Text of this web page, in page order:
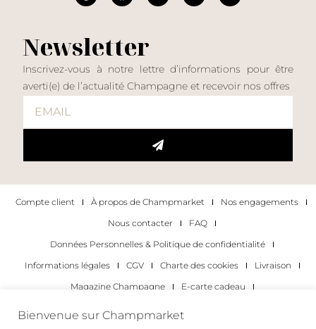
Newsletter
Inscrivez-vous à notre lettre d’informations pour être
averti(e) de l’actualité Champagne et recevoir nos offres
Compte client À propos de Champmarket
Nos engagements
Nous contacter
FAQ
Données Personnelles & Politique de confidentialité
Informations légales
CGV Charte des cookies
Livraison
Magazine Champagne
E-carte cadeau
Bienvenue sur Champmarket